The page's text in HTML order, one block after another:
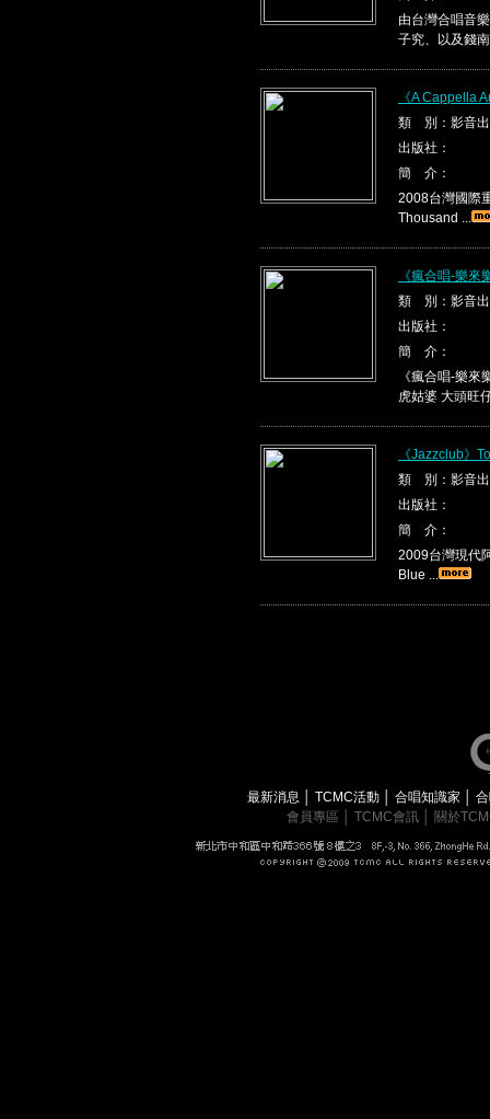
由台灣合唱音
子究、以及錢
《A Cappella
類 別：影音
出版社：
簡 介：
2008台灣國際
Thousand ...
《瘋合唱-樂
類 別：影音
出版社：
簡 介：
《瘋合唱-樂
虎姑婆 大頭旺
《Jazzclub》
類 別：影音
出版社：
簡 介：
2009台灣現代
Blue ...
最新消息 TCMC活動 合唱知識家
會員專區
TCMC會訊 關於